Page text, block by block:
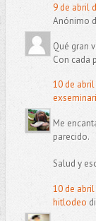
9 de abril
Anónimo
Qué gran
Con cada
10 de
Me
parecido.
Salud y
10 de
hitlodeo